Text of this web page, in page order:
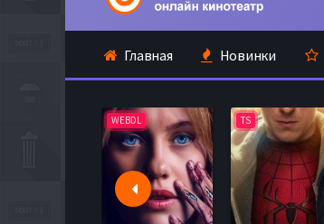
Главная Новинки
WEBDL TS